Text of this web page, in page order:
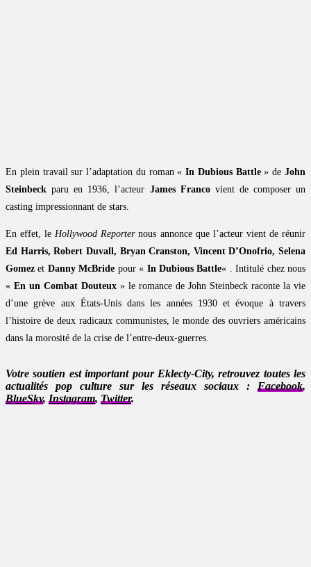
En plein travail sur l’adaptation du roman «In Dubious Battle» deJohn
Steinbeck paru en 1936, l’acteur James Francovient de composer un
casting impressionnant de stars.
En effet, leHollywood Reporternous annonce que l’acteur vient de réunir
Ed Harris, Robert Duvall, Bryan Cranston, Vincent D’Onofrio, Selena
Gomez et Danny McBride pour « In Dubious Battle« . Intitulé chez nous
« En un Combat Douteux » le romance de John Steinbeck raconte la vie
d’une grève aux États-Unis dans les années 1930 et évoque à travers
l’histoire de deux radicaux communistes, le monde des ouvriers américains
dans la morosité de la crise de l’entre-deux-guerres.
Votre soutien est important pour Eklecty-City, retrouvez toutes les
actualités pop culture sur les réseaux sociaux : Facebook,
BlueSky, Instagram, Twitter.